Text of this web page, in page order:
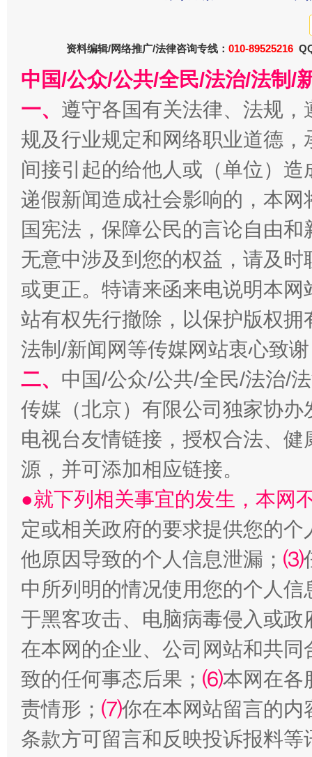
揭开“小金库”的免责幌子
受贿1.44亿！段成刚被判无期 从幼
全民健身五年计划来了！等你上场
资料编辑/网络推广/法律咨询专线： 010-89525216
中国/公众/公共/全民/法治/法制/
一、 遵守各国有关法律、法规
规及行业规定和网络职业道德
间接引起的给他人或（单位）
递假新闻造成社会影响的，本
国宪法，保障公民的言论自由
无意中涉及到您的权益，请及
或更正。特请来函来电说明本
站有权先行撤除，以保护版权
法制/新闻网等传媒网站衷心致
二、 中国/公众/公共/全民/法治/
传媒（北京）有限公司独家协
电视台友情链接，授权合法、
源，并可添加相应链接。
●就下列相关事宜的发生，本网
定或相关政府的要求提供您的个
他原因导致的个人信息泄漏； ⑶
中所列明的情况使用您的个人
于黑客攻击、电脑病毒侵入或
在本网的企业、公司网站和共
致的任何事态后果； ⑹本网在各
责情形； ⑺你在本网站留言的内
条款方可留言和反映投诉报料